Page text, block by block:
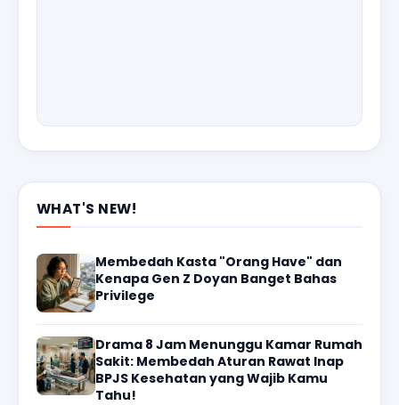
WHAT'S NEW!
Membedah Kasta "Orang Have" dan
Kenapa Gen Z Doyan Banget Bahas
Privilege
Drama 8 Jam Menunggu Kamar Rumah
Sakit: Membedah Aturan Rawat Inap
BPJS Kesehatan yang Wajib Kamu
Tahu!